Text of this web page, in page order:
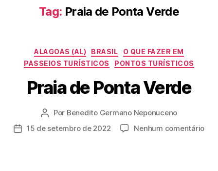
e
o
Tag: Praia de Ponta Verde
Categorias
ALAGOAS (AL) BRASIL
O QUE FAZER EM
PASSEIOS TURÍSTICOS
PONTOS TURÍSTICOS
Praia de Ponta Verde
Autor
Por Benedito Germano Neponuceno
Data15 de setembro de 2022 Nenhum comentárioem